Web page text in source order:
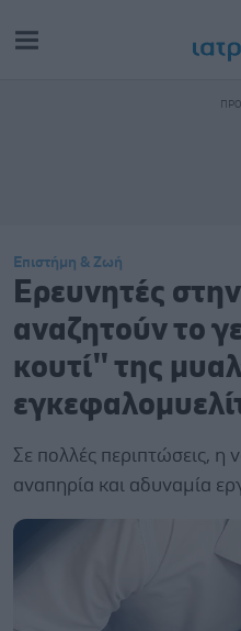
Επιστήμη & Ζωή
Ερευνητές
αναζητούν το
κουτί'' της
Σε πολλές περιπτώσεις, η
αναπηρία και αδυναμία